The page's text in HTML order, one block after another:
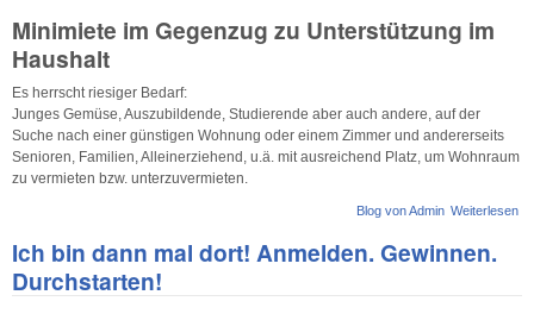
Minimiete im Gegenzug zu Unterstützung im
Haushalt
Es herrscht riesig er Bedarf:
Junges Gemüse, Auszubildende, Studierende aber auch andere, auf der
Suche nach einer günstigen Wohnung oder einem Zimmer und andererseits
Senioren, Familien, Alleinerziehend, u.ä. mit ausreichend Platz, um Wohnraum
zu vermieten bzw. unterzuvermieten.
Weiterlesen
Blog von Admin
Ich bin dann mal dort! Anmelden. Gewinnen.
Durchstarten!